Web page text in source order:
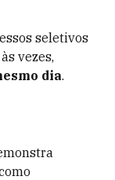
seletivos
vezes,
dia.